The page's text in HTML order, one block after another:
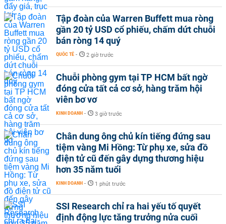
Tập đoàn của Warren Buffett mua ròng
gần 20 tỷ USD cổ phiếu, chấm dứt chuỗi
bán ròng 14 quý
QUỐC TẾ - 2 giờ trước
Chuỗi phòng gym tại TP HCM bất ngờ
đóng cửa tất cả cơ sở, hàng trăm hội
viên bơ vơ
KINH DOANH - 3 giờ trước
Chân dung ông chủ kín tiếng đứng sau
tiệm vàng Mi Hồng: Từ phụ xe, sửa đồ
điện tử cũ đến gây dựng thương hiệu
hơn 35 năm tuổi
KINH DOANH - 1 phút trước
SSI Research chỉ ra hai yếu tố quyết
định động lực tăng trưởng nửa cuối